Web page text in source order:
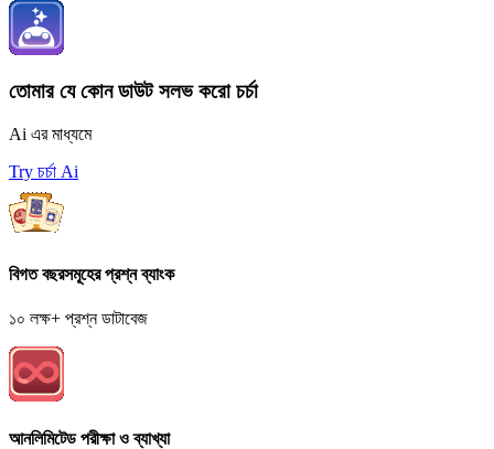
তোমার যে কোন ডাউট সলভ করো চর্চা
Ai এর মাধ্যমে
Try চর্চা Ai
বিগত বছরসমূহের প্রশ্ন ব্যাংক
১০ লক্ষ+ প্রশ্ন ডাটাবেজ
আনলিমিটেড পরীক্ষা ও ব্যাখ্যা